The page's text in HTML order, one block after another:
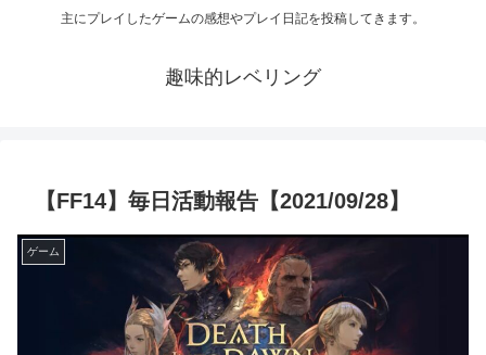
主にプレイしたゲームの感想やプレイ日記を投稿してきます。
趣味的レベリング
【FF14】毎日活動報告【2021/09/28】
ゲーム